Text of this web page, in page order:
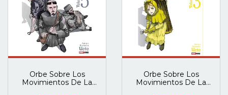
Orbe Sobre Los
Movimientos De La
Orbe Sobre Los
Movimientos De La